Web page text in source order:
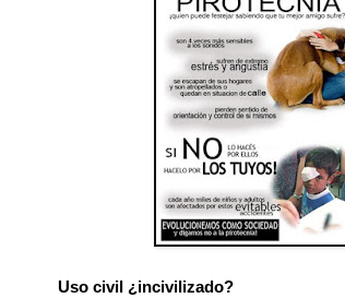
Uso civil ¿incivilizado?